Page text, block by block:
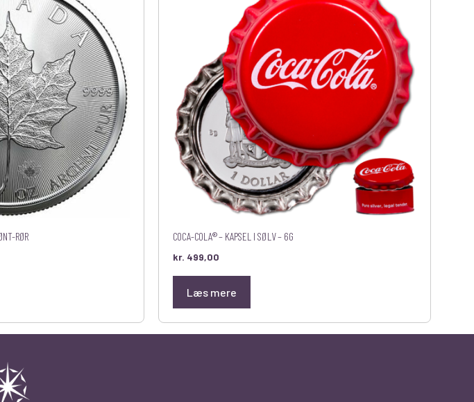
RØR COCA-COLA® – KAPSEL I SØLV – 6G
kr. 499,00
Læs mere